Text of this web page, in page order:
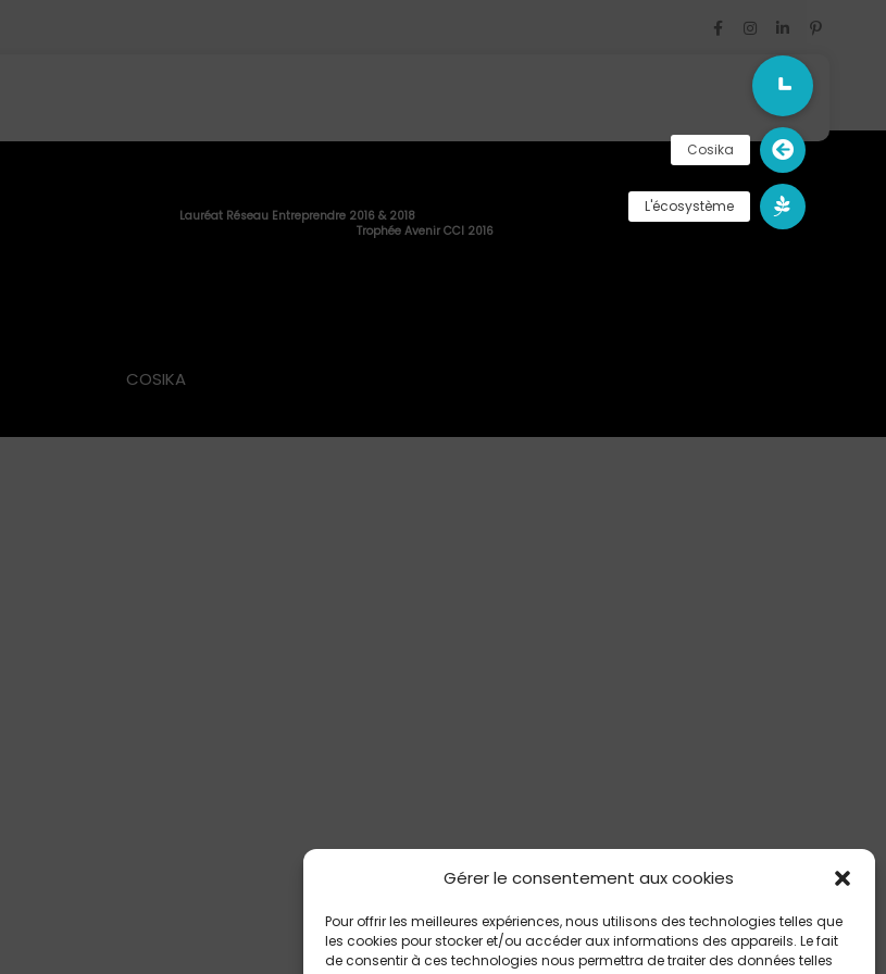
Gérer le consentement aux cookies
Pour offrir les meilleures expériences, nous utilisons des technologies telles que
les cookies pour stocker et/ou accéder aux informations des appareils. Le fait
de consentir à ces technologies nous permettra de traiter des données telles
Lauréat Réseau Entreprendre 2016 & 2018
Trophée Avenir CCI 2016
COSIKA